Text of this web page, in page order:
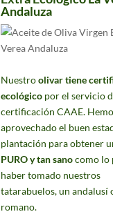
Andaluza
Nuestroolivar tiene
ecológicopor el servicio
certificación CAAE.
aprovechado el buen
plantación para obtener
PURO y tan sanocomo lo
haber tomado nuestros
tatarabuelos, un andalusí
romano.